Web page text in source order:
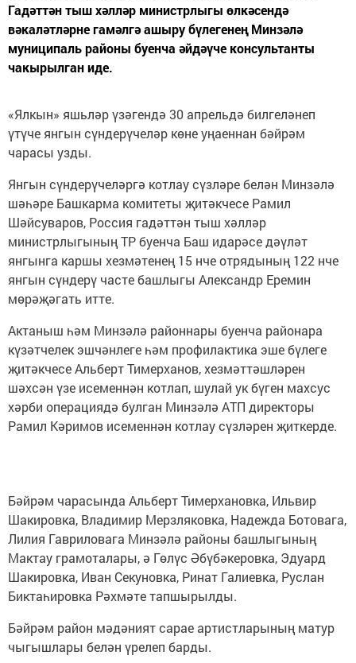
Гадәттән тыш хәлләр министрлыгы өлкәсендә
вәкаләтләрне гамәлгә ашыру бүлегенең Минзәлә
муниципаль районы буенча әйдәүче консультанты
чакырылган иде.
«Ялкын» яшьләр үзәгендә 30 апрельдә билгеләнеп
үтүче янгын сүндерүчеләр көне уңаеннан бәйрәм
чарасы узды.
Янгын сүндерүчеләргә котлау сүзләре белән Минзәлә
шәһәре Башкарма комитеты җитәкчесе Рамил
Шәйсуваров, Россия гадәттән тыш хәлләр
министрлыгының ТР буенча Баш идарәсе дәүләт
янгынга каршы хезмәтенең 15 нче отрядының 122 нче
янгын сүндерү часте башлыгы Александр Еремин
мөрәҗәгать итте.
Актаныш һәм Минзәлә районнары буенча районара
күзәтчелек эшчәнлеге һәм профилактика эше бүлеге
җитәкчесе Альберт Тимерханов, хезмәттәшләрен
шәхсән үзе исеменнән котлап, шулай ук бүген махсус
хәрби операциядә булган Минзәлә АТП директоры
Рамил Кәримов исеменнән котлау сүзләрен җиткерде.
Бәйрәм чарасында Альберт Тимерхановка, Ильвир
Шакировка, Владимир Мерзляковка, Надежда Ботовага,
Лилия Гавриловага Минзәлә районы башлыгының
Мактау грамоталары, ә Гөлүс Әбүбәкеровка, Эдуард
Шакировка, Иван Секуновка, Ринат Галиевка, Руслан
Биктаһировка Рәхмәте тапшырылды.
Бәйрәм район мәдәният сарае артистларының матур
чыгышлары белән үрелеп барды.